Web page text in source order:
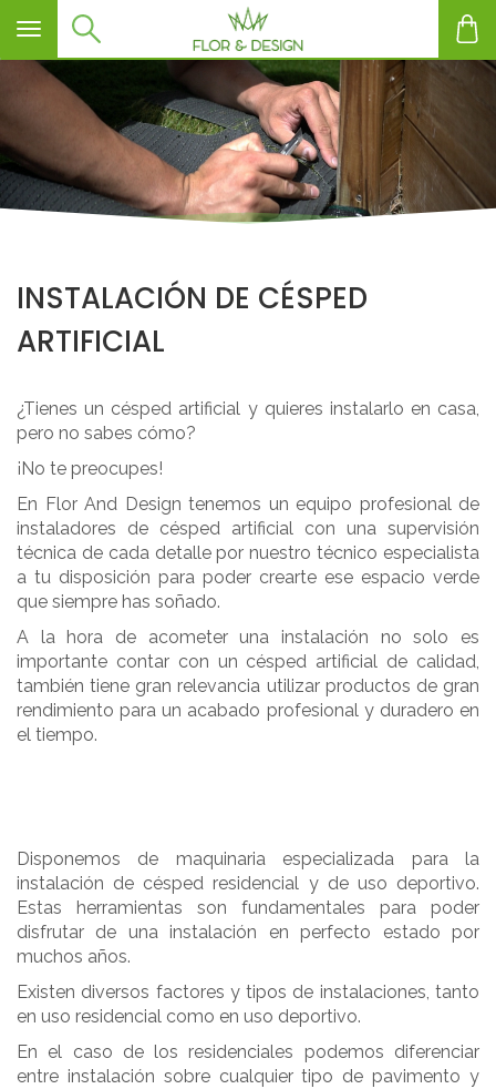
Toggle navigation
INSTALACIÓN DE CÉSPED
ARTIFICIAL
¿Tienes un césped artificial y quieres instalarlo en casa,
pero no sabes cómo?
¡No te preocupes!
En Flor And Design tenemos un equipo profesional de
instaladores de césped artificial con una supervisión
técnica de cada detalle por nuestro técnico especialista
a tu disposición para poder crearte ese espacio verde
que siempre has soñado.
A la hora de acometer una instalación no solo es
importante contar con un césped artificial de calidad,
también tiene gran relevancia utilizar productos de gran
rendimiento para un acabado profesional y duradero en
el tiempo.
Disponemos de maquinaria especializada para la
instalación de césped residencial y de uso deportivo.
Estas herramientas son fundamentales para poder
disfrutar de una instalación en perfecto estado por
muchos años.
Existen diversos factores y tipos de instalaciones, tanto
en uso residencial como en uso deportivo.
En el caso de los residenciales podemos diferenciar
entre instalación sobre cualquier tipo de pavimento y